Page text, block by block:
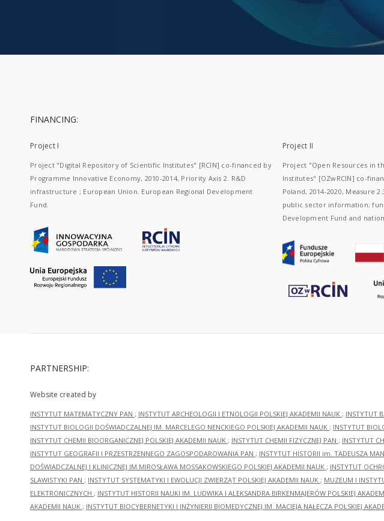
FINANCING:
Project I
Project "Digital Repository of Scientific Institutes" [RCIN] co-financed by
Programme Innovative Economy, 2010-2014, Priority Axis 2. R&D
infrastructure ; European Union. European Regional Development
Fund.
Project II
Project "Open Resources in
Institutes" [OZwRCIN] co-
Poland, 2014-2020, Measure
public sector information;
Development Fund and
PARTNERSHIP:
Website created by
INSTYTUT MATEMATYCZNY PAN ; INSTYTUT ARCHEOLOGII I ETNOLOGII POLSKIEJ AKADEMII NAUK ; INSTYTUT
INSTYTUT BIOLOGII DOŚWIADCZALNEJ IM. MARCELEGO NENCKIEGO POLSKIEJ AKADEMII NAUK ; INSTYTUT
INSTYTUT CHEMII BIOORGANICZNEJ POLSKIEJ AKADEMII NAUK ; INSTYTUT CHEMII FIZYCZNEJ PAN ; INSTYTUT
INSTYTUT GEOGRAFII I PRZESTRZENNEGO ZAGOSPODAROWANIA PAN ; INSTYTUT HISTORII im. TADEUSZA
DOŚWIADCZALNEJ I KLINICZNEJ IM.MIROSŁAWA MOSSAKOWSKIEGO POLSKIEJ AKADEMII NAUK ; INSTYTUT
SLAWISTYKI PAN ; INSTYTUT SYSTEMATYKI I EWOLUCJI ZWIERZĄT POLSKIEJ AKADEMII NAUK ; MUZEUM I
ELEKTRONICZNYCH ; INSTYTUT HISTORII NAUKI IM. LUDWIKA I ALEKSANDRA BIRKENMAJERÓW POLSKIEJ
AKADEMII NAUK ; INSTYTUT BIOCYBERNETYKI I INŻYNIERII BIOMEDYCZNEJ IM. MACIEJA NAŁĘCZA POLSKIEJ